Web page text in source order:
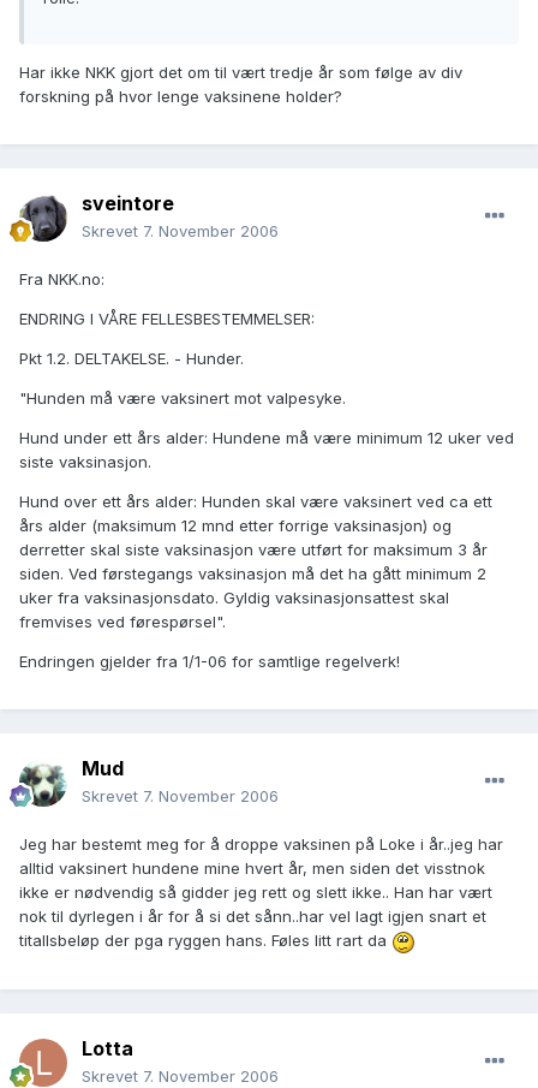
Har ikke NKK gjort det om til vært tredje år som følge av div
forskning på hvor lenge vaksinene holder?
sveintore
Skrevet 7. November 2006
Fra NKK.no:
ENDRING I VÅRE FELLESBESTEMMELSER:
Pkt 1.2. DELTAKELSE. - Hunder.
"Hunden må være vaksinert mot valpesyke.
Hund under ett års alder: Hundene må være minimum 12 uker ved
siste vaksinasjon.
Hund over ett års alder: Hunden skal være vaksinert ved ca ett
års alder (maksimum 12 mnd etter forrige vaksinasjon) og
derretter skal siste vaksinasjon være utført for maksimum 3 år
siden. Ved førstegangs vaksinasjon må det ha gått minimum 2
uker fra vaksinasjonsdato. Gyldig vaksinasjonsattest skal
fremvises ved førespørsel".
Endringen gjelder fra 1/1-06 for samtlige regelverk!
Mud
Skrevet 7. November 2006
Jeg har bestemt meg for å droppe vaksinen på Loke i år..jeg har
alltid vaksinert hundene mine hvert år, men siden det visstnok
ikke er nødvendig så gidder jeg rett og slett ikke.. Han har vært
nok til dyrlegen i år for å si det sånn..har vel lagt igjen snart et
titallsbeløp der pga ryggen hans. Føles litt rart da
Lotta
Skrevet 7. November 2006